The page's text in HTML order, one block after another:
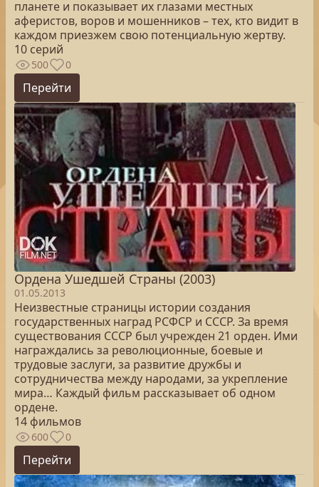
планете и показывает их глазами местных
аферистов, воров и мошенников – тех, кто видит в
каждом приезжем свою потенциальную жертву.
10 серий
500 0
Перейти
Ордена Ушедшей Страны (2003)
01.05.2013
Неизвестные страницы истории создания
государственных наград РСФСР и СССР. За время
существования СССР был учрежден 21 орден. Ими
награждались за революционные, боевые и
трудовые заслуги, за развитие дружбы и
сотрудничества между народами, за укрепление
мира… Каждый фильм рассказывает об одном
ордене.
14 фильмов
600 0
Перейти